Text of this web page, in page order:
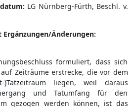
LG Nürnberg-Fürth, Beschl. v.
Ergänzungen/Änderungen:
formuliert, dass sich
Zeiträume erstrecke, die vor dem
)Tatzeitraum liegen, weil daraus
und Tatumfang für den
gezogen werden können, ist das